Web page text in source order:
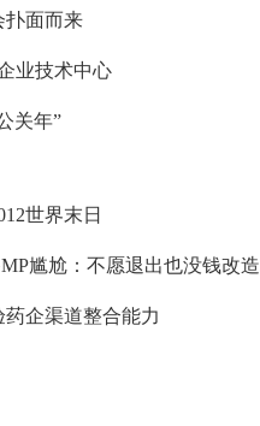
扑面而来
业技术中心
关年”
世界末日
尴尬：不愿退出也没钱改造
企渠道整合能力